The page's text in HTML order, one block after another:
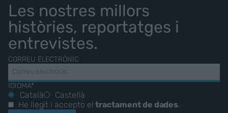
Les nostres millors
històries, reportatges i
entrevistes.
CORREU ELECTRÒNIC
IDIOMA*
Català
Castellà
He llegit i accepto eltractament de dades